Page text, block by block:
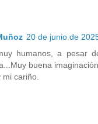
20 de junio de
humanos, a pesar
buena
cariño.